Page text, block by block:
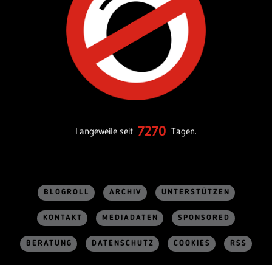
Langeweile seit 7270 Tagen.
BLOGROLL ARCHIV UNTERSTÜTZEN
KONTAKT MEDIADATEN SPONSORED
BERATUNG DATENSCHUTZ COOKIES RSS